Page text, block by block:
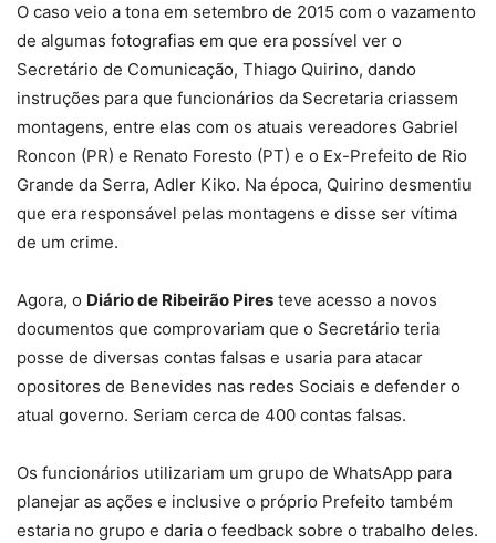
O caso veio a tona em setembro de 2015 com o vazamento
de algumas fotografias em que era possível ver o
Secretário de Comunicação, Thiago Quirino, dando
instruções para que funcionários da Secretaria criassem
montagens, entre elas com os atuais vereadores Gabriel
Roncon (PR) e Renato Foresto (PT) e o Ex-Prefeito de Rio
Grande da Serra, Adler Kiko. Na época, Quirino desmentiu
que era responsável pelas montagens e disse ser vítima
de um crime.
Agora, o Diário de Ribeirão Pires teve acesso a novos
documentos que comprovariam que o Secretário teria
posse de diversas contas falsas e usaria para atacar
opositores de Benevides nas redes Sociais e defender o
atual governo. Seriam cerca de 400 contas falsas.
Os funcionários utilizariam um grupo de WhatsApp para
planejar as ações e inclusive o próprio Prefeito também
estaria no grupo e daria o feedback sobre o trabalho deles.